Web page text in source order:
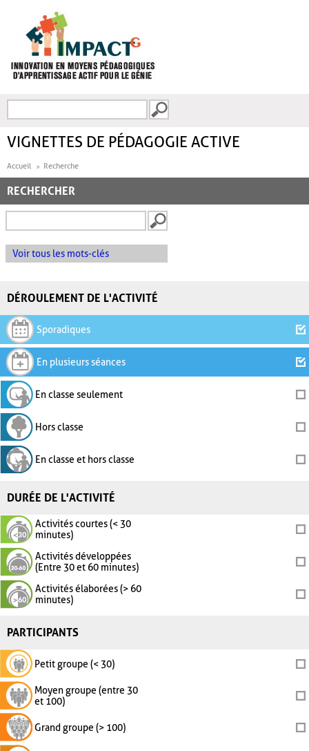
FORMULAIRE DE
VIGNETTES DE PÉDAGOGIE ACTIVE
Accueil Recherche
RECHERCHER
Voir tous les mots-clés
DÉROULEMENT DE L'ACTIVITÉ
Sporadiques
En plusieurs séances
En classe seulement
Hors classe
En classe et hors classe
DURÉE DE L'ACTIVITÉ
Activités courtes (< 30
minutes)
Activités développées
(Entre 30 et 60 minutes)
Activités élaborées (> 60
minutes)
PARTICIPANTS
Petit groupe (< 30)
Moyen groupe (entre 30
et 100)
Grand groupe (> 100)